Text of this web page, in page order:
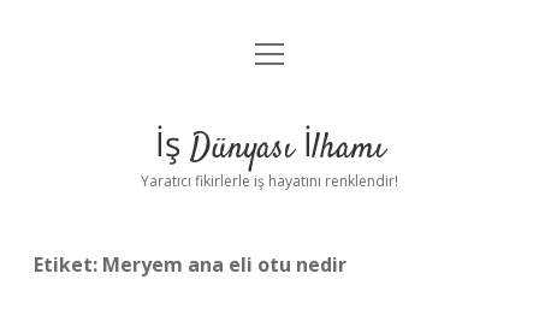
Anasayfa
Yasal Uyarı
menüyü
İş Dünyası İlhamı
Yaratıcı fikirlerle iş hayatını renklendir!
Etiket: Meryem ana eli otu nedir